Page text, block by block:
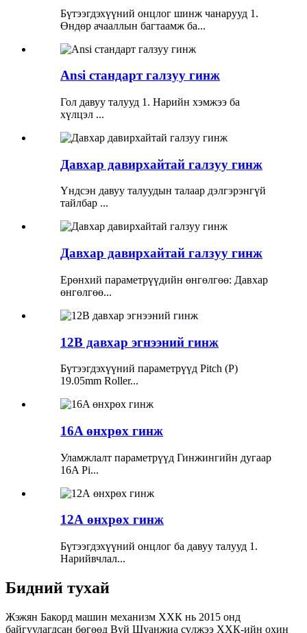
Бүтээгдэхүүний онцлог шинж чанарууд 1.
Өндөр ачааллын багтаамж ба...
Ansi стандарт галзуу гинж
Гол давуу талууд 1. Нарийн хэмжээ ба
хүлцэл ...
Давхар давирхайтай галзуу гинж
Үндсэн давуу талуудын талаар дэлгэрэнгүй
тайлбар ...
Давхар давирхайтай галзуу гинж
Ерөнхий параметрүүдийн өнгөлгөө: Давхар
өнгөлгөө...
12B давхар эгнээний гинж
Бүтээгдэхүүний параметрүүд Pitch (P)
19.05mm Roller...
16A өнхрөх гинж
Уламжлалт параметрүүд Гинжингийн дугаар
16A Pi...
12А өнхрөх гинж
Бүтээгдэхүүний онцлог ба давуу талууд 1.
Нарийвчлал...
Бидний тухай
Жэжян Бакорд машин механизм ХХК нь 2015 онд
байгуулагдсан бөгөөд Вуй Шуанжиа сүлжээ ХХК-ийн охин